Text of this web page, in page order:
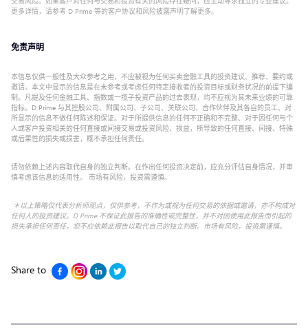
更多详情，请参考 D Prime 等的客户协议和风险披露声明了解更多。
免责声明
本信息仅供一般性及大众参考之用，不应被视为任何买卖金融工具的投资建议、推荐、要约或
邀请。本文中显示的信息是在未参考或考虑任何特定接收者的投资目标或财务状况的前提下编
制。凡提及任何金融工具、指数或一揽子投资产品的过去表现，均不应视为其未来业绩的可靠
指标。D Prime 与其控股公司、附属公司、子公司、关联公司、合作伙伴及其各自的员工、对
所显示的信息不做任何陈述和保证。对于所提供信息的任何不正确和不完整、对于因任何与个
人或客户投资相关的任何直接或间接交易或投资风险、损益，所导致的任何直接、间接、特殊
或后果性的损失或损害，概不承担任何责任。
请勿依赖上述内容取代自身的独立判断。在作出任何投资决定前，应充分评估自身情况，并审
慎考虑该信息的适用性。 市场有风险，投资需谨慎。
＊以上策略仅代表分析师观点，仅供参考，不作为或视为任何交易的依据或邀请，亦不构成对
任何人的投资建议。D Prime 不保证此报告的准确性或完整性，并不对因使用此报告而引起的
损失承担任何责任，您不应依赖此报告以取代自己的独立判断。市场有风险，投资需谨慎。
Share to